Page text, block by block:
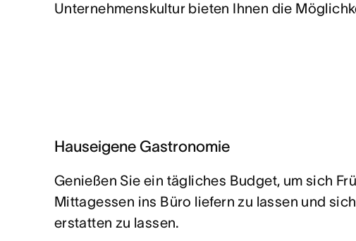
Unternehmenskultur bieten Ihnen die
Hauseigene Gastronomie
Genießen Sie ein tägliches Budget, um sich
Mittagessen ins Büro liefern zu lassen und
erstatten zu lassen.